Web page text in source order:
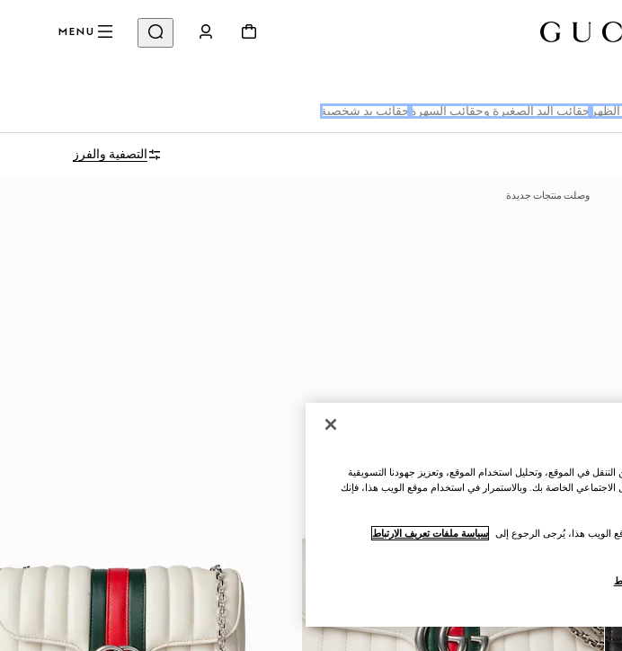
MENU
حقائب اليد الصغيرة وحقائب السهرة حقائب يد شخصية
التصفية والفرز
وصلت منتجات جديدة
في الموقع، وتحليل استخدام الموقع، وتعزيز جهودنا التسويقية
الخاصة بك. وبالاستمرار في استخدام موقع الويب هذا، فإنك
الويب هذا، يُرجى الرجوع إلى سياسة ملفات تعريف الارتباط